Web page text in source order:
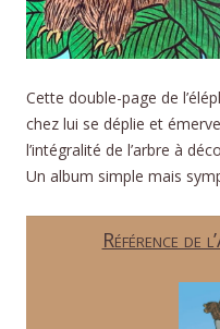
Cette double-page de
chez lui se déplie et
l’intégralité de l’arbre à
Un album simple mais
Référence de